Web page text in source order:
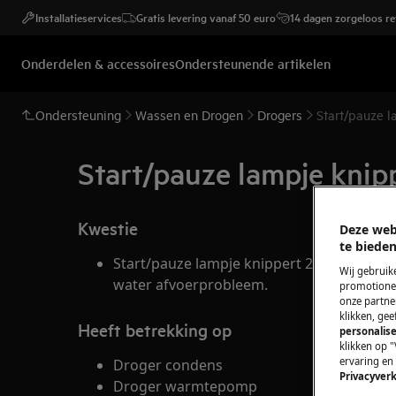
Installatieservices Gratis levering vanaf 50 euro 14 dagen zorgeloos
Onderdelen & accessoiresOndersteunende artikelen
Ondersteuning Wassen en Drogen Drogers Start/pauze
Start/pauze lampje
Kwestie
Start/pauze lampje knippert 2x op het
water afvoerprobleem.
Heeft betrekking op
Droger condens
Droger warmtepomp
Deze
te
Wij
onze
klikken,
klikken op
ervaring en